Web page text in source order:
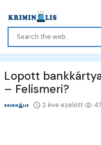
Lopott
– Felismeri?
2 éve ezelőtt